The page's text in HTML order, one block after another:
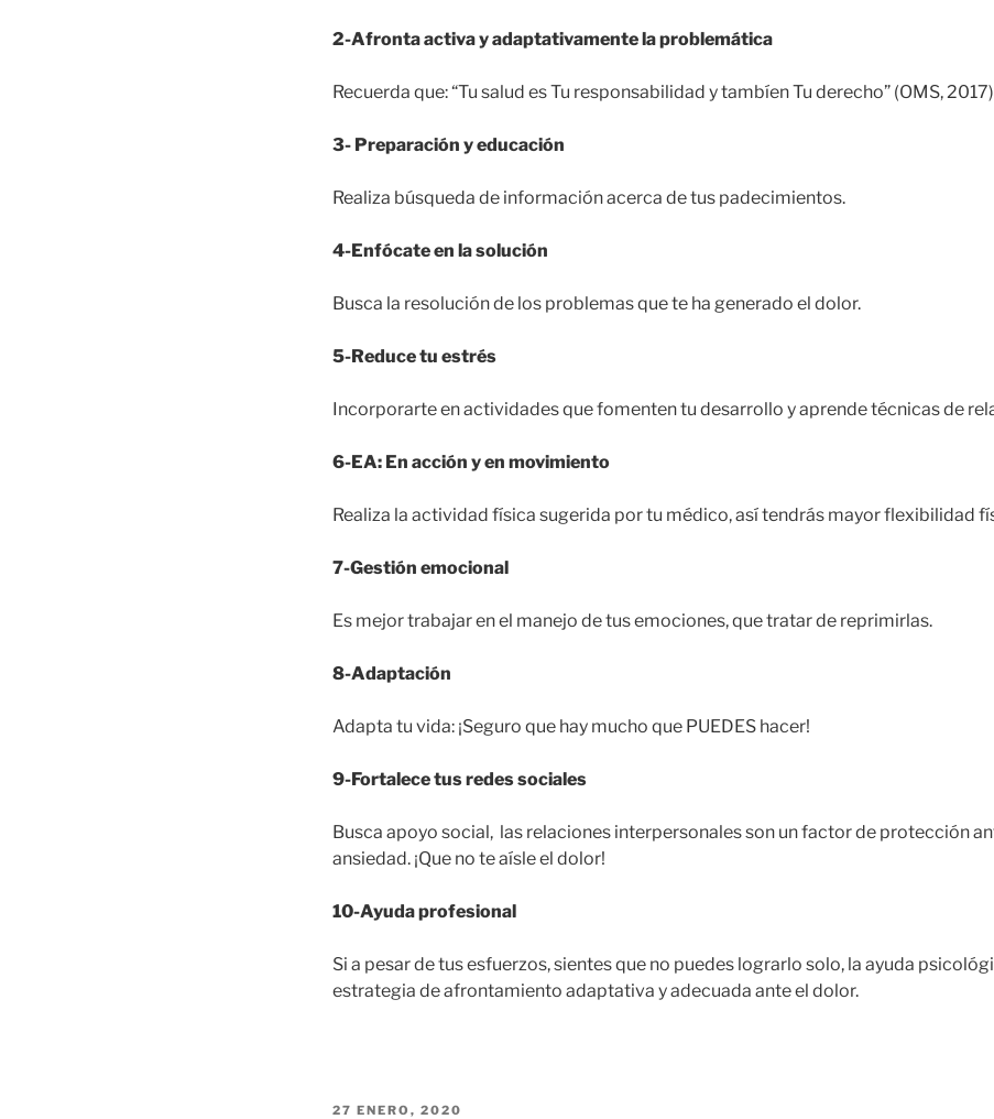
2-Afronta activa y adaptativamente la problemática
Recuerda que: “Tu salud es Tu responsabilidad y tambíen Tu derecho” (OMS, 2017)
3- Preparación y educación
Realiza búsqueda de información acerca de tus padecimientos.
4-Enfócate en la solución
Busca la resolución de los problemas que te ha generado el dolor.
5-Reduce tu estrés
Incorporarte en actividades que fomenten tu desarrollo y aprende técnicas de
6-EA: En acción y en movimiento
Realiza la actividad física sugerida por tu médico, así tendrás mayor flexibilidad
7-Gestión emocional
Es mejor trabajar en el manejo de tus emociones, que tratar de reprimirlas.
8-Adaptación
Adapta tu vida: ¡Seguro que hay mucho que PUEDES hacer!
9-Fortalece tus redes sociales
Busca apoyo social, las relaciones interpersonales son un factor de protección
ansiedad. ¡Que no te aísle el dolor!
10-Ayuda profesional
Si a pesar de tus esfuerzos, sientes que no puedes lograrlo solo, la ayuda
estrategia de afrontamiento adaptativa y adecuada ante el dolor.
PUBLICADO
27 ENERO, 2020